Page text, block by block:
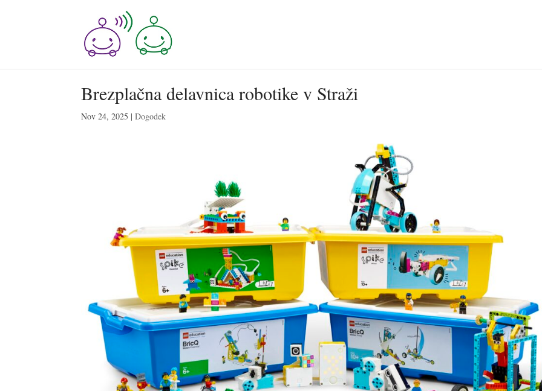
Brezplačna delavnica robotike v Straži
Nov 24, 2025 |Dogodek